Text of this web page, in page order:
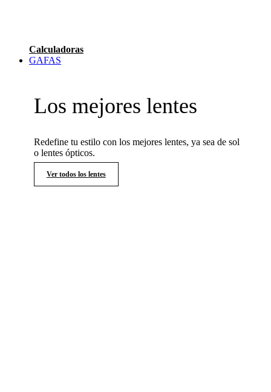
Calculadoras
GAFAS
Los mejores lentes
Redefine tu estilo con los mejores lentes, ya sea de sol
o lentes ópticos.
Ver todos los lentes